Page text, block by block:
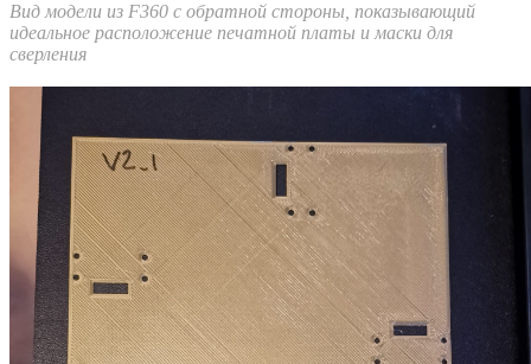
Вид модели из F360 с обратной стороны, показывающий
идеальное расположение печатной платы и маски для
сверления